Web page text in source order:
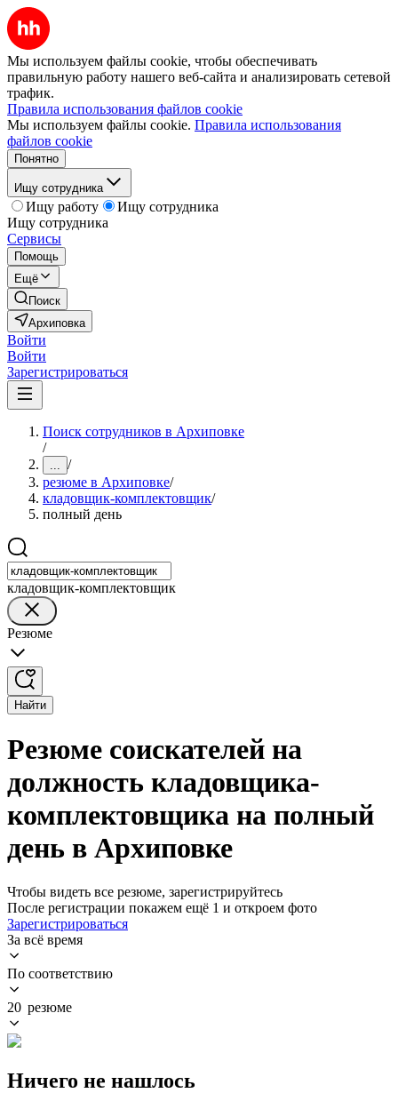
Мы используем файлы cookie, чтобы обеспечивать
правильную работу нашего веб-сайта и анализировать сетевой
трафик.
Правила использования файлов cookie
Мы используем файлы cookie. Правила использования
файлов cookie
Понятно
Ищу сотрудника
Ищу работу
Ищу сотрудника
Ищу сотрудника
Сервисы
Помощь
Ещё
Поиск
Архиповка
Войти
Войти
Зарегистрироваться
Поиск сотрудников в Архиповке
/
... /
резюме в Архиповке/
кладовщик-комплектовщик/
полный день
кладовщик-комплектовщик
Резюме
Найти
Резюме соискателей на
должность кладовщика-
комплектовщика на полный
день в Архиповке
Чтобы видеть все резюме, зарегистрируйтесь
После регистрации покажем ещё 1 и откроем фото
Зарегистрироваться
За всё время
По соответствию
20 резюме
Ничего не нашлось